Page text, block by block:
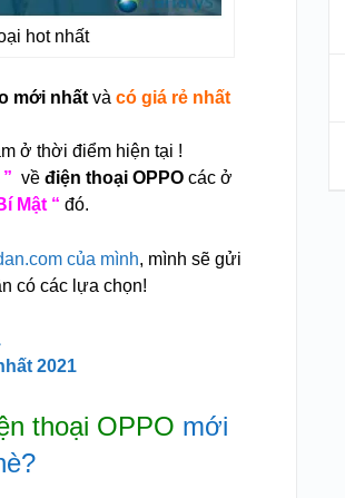
hot nhất
mới nhất vàcó giá rẻ nhất
ở thời điểm hiện tại !
vềđiện thoại OPPO các ở
Mật “ đó.
của mình, mình sẽ gửi
có các lựa chọn!
2021
thoại OPPO mới